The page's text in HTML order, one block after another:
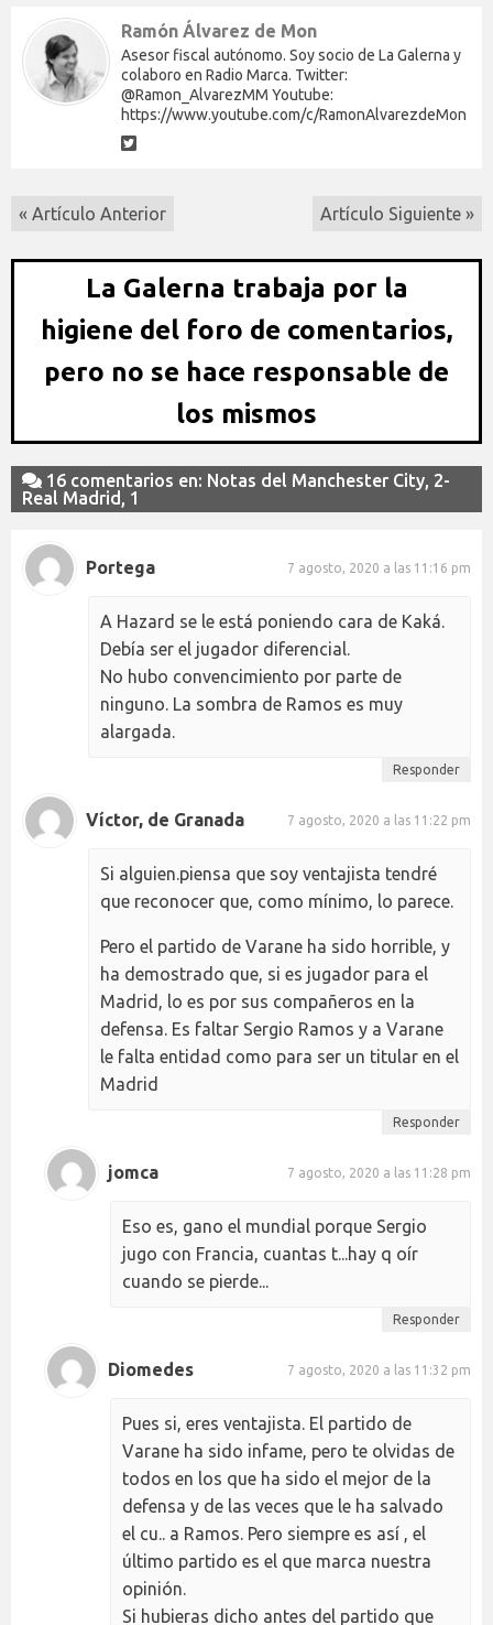
Ramón Álvarez de Mon
Asesor fiscal autónomo. Soy socio de La Galerna y
colaboro en Radio Marca. Twitter:
@Ramon_AlvarezMM Youtube:
https://www.youtube.com/c/RamonAlvarezdeMon
« Artículo Anterior Artículo Siguiente »
La Galerna trabaja por la
higiene del foro de comentarios,
pero no se hace responsable de
los mismos
16 comentarios en: Notas del Manchester City, 2-
Real Madrid, 1
Portega 7 agosto, 2020 a las 11:16 pm
A Hazard se le está poniendo cara de Kaká.
Debía ser el jugador diferencial.
No hubo convencimiento por parte de
ninguno. La sombra de Ramos es muy
alargada.
Responder
Víctor, de Granada 7 agosto, 2020 a las 11:22 pm
Si alguien.piensa que soy ventajista tendré
que reconocer que, como mínimo, lo parece.
Pero el partido de Varane ha sido horrible, y
ha demostrado que, si es jugador para el
Madrid, lo es por sus compañeros en la
defensa. Es faltar Sergio Ramos y a Varane
le falta entidad como para ser un titular en el
Madrid
Responder
jomca 7 agosto, 2020 a las 11:28 pm
Eso es, gano el mundial porque Sergio
jugo con Francia, cuantas t...hay q oír
cuando se pierde...
Responder
Diomedes 7 agosto, 2020 a las 11:32 pm
Pues si, eres ventajista. El partido de
Varane ha sido infame, pero te olvidas de
todos en los que ha sido el mejor de la
defensa y de las veces que le ha salvado
el cu.. a Ramos. Pero siempre es así , el
último partido es el que marca nuestra
opinión.
Si hubieras dicho antes del partido que